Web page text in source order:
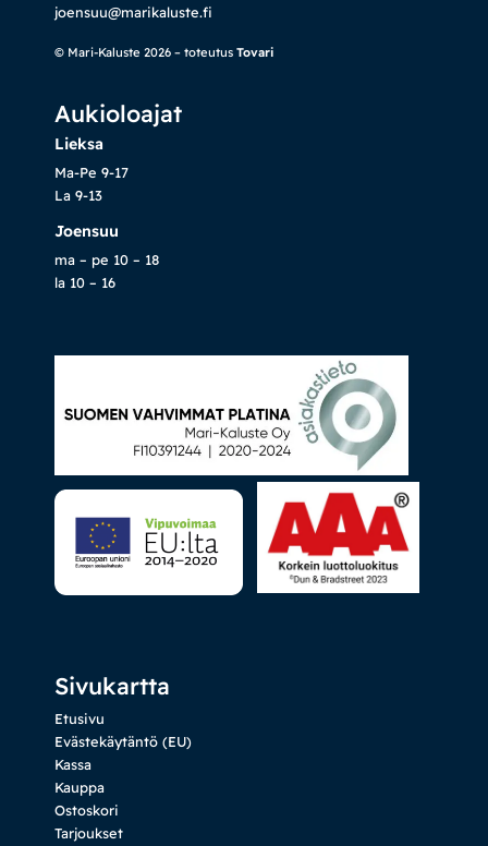
joensuu@marikaluste.fi
© Mari-Kaluste 2026 – toteutus Tovari
Aukioloajat
Lieksa
Ma-Pe 9-17
La 9-13
Joensuu
ma – pe 10 – 18
la 10 – 16
Sivukartta
Etusivu
Evästekäytäntö (EU)
Kassa
Kauppa
Ostoskori
Tarjoukset